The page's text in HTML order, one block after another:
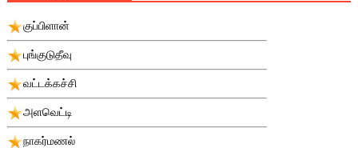
குப்பிளான்
புங்குடுதீவு
வட்டக்கச்சி
அளவெட்டி
நாகர்மணல்